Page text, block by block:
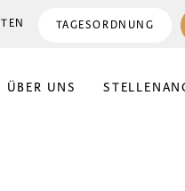
TAGESORDNUNG
ÜBER UNS